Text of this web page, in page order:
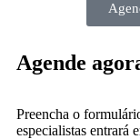
Agende
Preencha o
especialistas entrará